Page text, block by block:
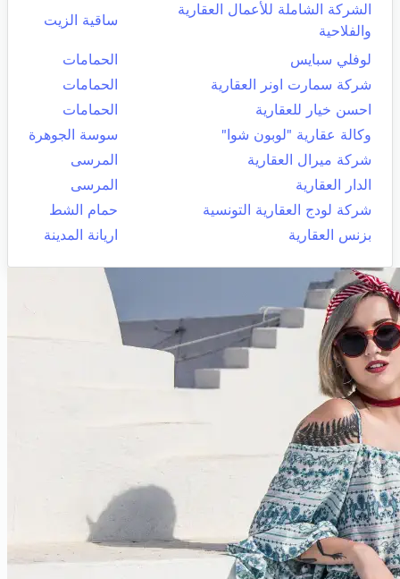
الشركة الشاملة للأعمال العقارية
والفلاحية
ساقية الزيت
لوفلي سبايس
الحمامات
شركة سمارت اونر العقارية
الحمامات
احسن خيار للعقارية
الحمامات
وكالة عقارية "لوبون شوا"
سوسة الجوهرة
شركة ميرال العقارية
المرسى
الدار العقارية
المرسى
شركة لودج العقارية التونسية
حمام الشط
بزنس العقارية
اريانة المدينة